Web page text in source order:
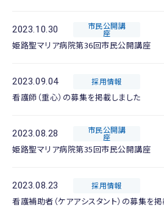
2023.10.30 市民公開講
座
姫路聖マリア病院第36回市民公開講座
2023.09.04 採用情報
看護師（重心）の募集を掲載しました
2023.08.28 市民公開講
座
姫路聖マリア病院第35回市民公開講座
2023.08.23 採用情報
看護補助者（ケアアシスタント）の募集を